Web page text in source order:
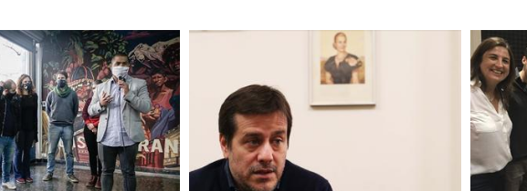
Imagen Imagen